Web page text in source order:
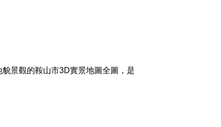
景觀的鞍山市3D實景地圖全圖，是